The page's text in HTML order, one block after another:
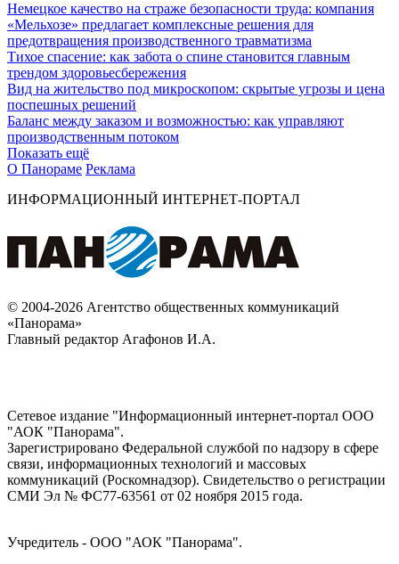
Немецкое качество на страже безопасности труда: компания
«Мельхозе» предлагает комплексные решения для
предотвращения производственного травматизма
Тихое спасение: как забота о спине становится главным
трендом здоровьесбережения
Вид на жительство под микроскопом: скрытые угрозы и цена
поспешных решений
Баланс между заказом и возможностью: как управляют
производственным потоком
Показать ещё
О Панораме Реклама
ИНФОРМАЦИОННЫЙ ИНТЕРНЕТ-ПОРТАЛ
© 2004-2026 Агентство общественных коммуникаций
«Панорама»
Главный редактор Агафонов И.А.
Сетевое издание "Информационный интернет-портал ООО
"АОК "Панорама".
Зарегистрировано Федеральной службой по надзору в сфере
связи, информационных технологий и массовых
коммуникаций (Роскомнадзор). Cвидетельство о регистрации
СМИ Эл № ФС77-63561 от 02 ноября 2015 года.
Учредитель - ООО "АОК "Панорама".